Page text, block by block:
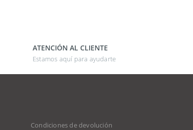
ATENCIÓN AL CLIENTE
Estamos aquí para ayudarte
Condiciones de devolución